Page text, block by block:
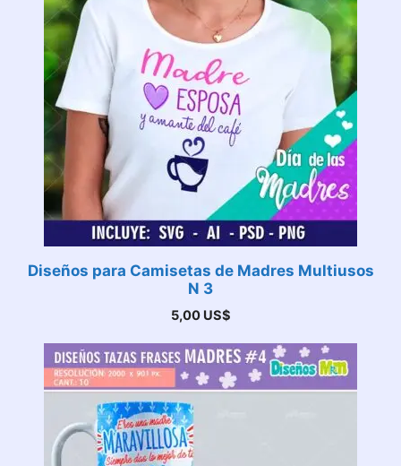
Diseños para Camisetas de Madres Multiusos
N 3
5,00 US$